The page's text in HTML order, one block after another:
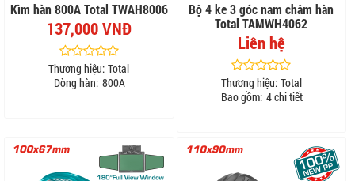
Kìm hàn 800A Total TWAH8006
137,000 VNĐ
Thương hiệu: Total
Dòng hàn: 800A
Bộ 4 ke 3 góc nam châm hàn
Total TAMWH4062
Liên hệ
Thương hiệu: Total
Bao gồm: 4 chi tiết